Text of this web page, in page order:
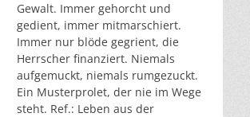
Gewalt. Immer gehorcht und
gedient, immer mitmarschiert.
Immer nur blöde gegrient, die
Herrscher finanziert. Niemals
aufgemuckt, niemals rumgezuckt.
Ein Musterprolet, der nie im Wege
steht. Ref.: Leben aus der